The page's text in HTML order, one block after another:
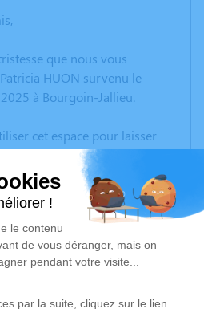
que nous vous
HUON survenu le
à Bourgoin-Jallieu.
cet espace pour laisser
des photos souvenirs, une
pensées à travers des
endroit est un lieu
la mémoire de Patricia
d’arbre hommage est